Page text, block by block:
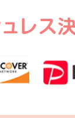
ュレス